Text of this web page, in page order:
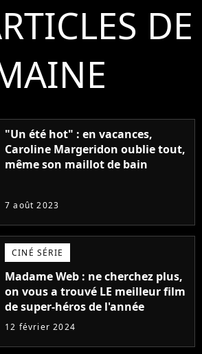
DE
"Un été hot" : en vacances,
Caroline Margeridon oublie tout,
même son maillot de bain
7 août 2023
CINÉ SÉRIE
Madame Web : ne cherchez plus,
on vous a trouvé LE meilleur film
de super-héros de l'année
12 février 2024